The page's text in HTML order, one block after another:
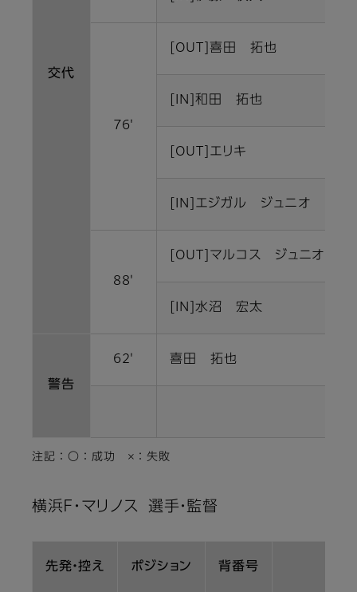
交代
76'
[OUT]喜田 拓也
[IN]和田 拓也
[OUT]エリキ
[IN]エジガル ジュニオ
88'
[OUT]マルコス ジュニオール
[IN]水沼 宏太
警告
62' 喜田 拓也
注記 ： 〇 ： 成功 × ： 失敗
横浜Ｆ・マリノス 選手・監督
先発・控え ポジション 背番号